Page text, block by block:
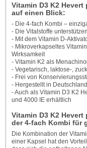
Vitamin D3 K2
auf einen Blick:
- Die 4-fach Kombi –
- Die Vitalstoffe
- Mit dem Vitamin D-
- Mikroverkapseltes
Wirksamkeit
- Vitamin K2 als
- Vegetarisch, laktose-,
- Frei von
- Hergestellt in Deutschland
- Auch als Vitamin D3 K2
und 4000 IE erhältlich
Vitamin D3 K2
der 4-fach Kombi für
Die Kombination der
einer Kapsel hat den